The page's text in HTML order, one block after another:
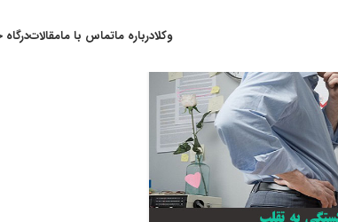
وکلادرباره ماتماس با مامقالات